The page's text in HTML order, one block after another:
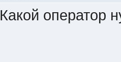
Какой оператор